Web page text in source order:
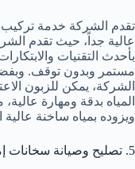
تقدم الشركة خدمة تركيب
عالية جداً، حيث تقدم
بأحدث التقنيات
مستمر وبدون توقف. وبفضل
الشركة، يمكن للزبون
المياه بدقة ومهارة عالية،
ويزوده بمياه ساخنة
5. تصليح وصيانة سخانات إماراتي بالكويت